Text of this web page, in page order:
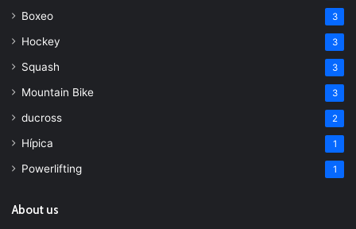
Boxeo 3
Hockey 3
Squash 3
Mountain Bike 3
ducross 2
Hípica 1
Powerlifting 1
About us